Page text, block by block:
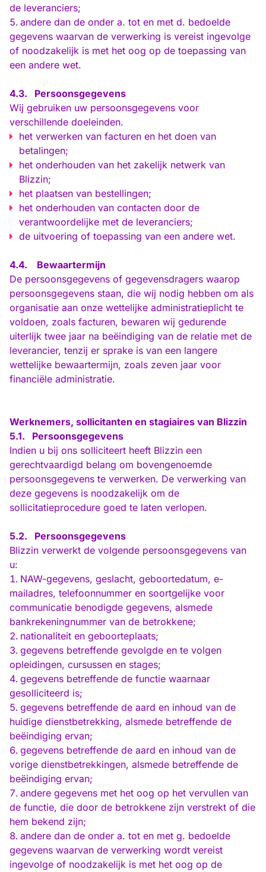
de leveranciers;
andere dan de onder a. tot en met d. bedoelde
gegevens waarvan de verwerking is vereist ingevolge
of noodzakelijk is met het oog op de toepassing van
een andere wet.
4.3.
Persoonsgegevens
Wij gebruiken uw persoonsgegevens voor
verschillende doeleinden.
het verwerken van facturen en het doen van
betalingen;
het onderhouden van het zakelijk netwerk van
Blizzin;
het plaatsen van bestellingen;
het onderhouden van contacten door de
verantwoordelijke met de leveranciers;
de uitvoering of toepassing van een andere wet.
4.4.
Bewaartermijn
De persoonsgegevens of gegevensdragers waarop
persoonsgegevens staan, die wij nodig hebben om als
organisatie aan onze wettelijke administratieplicht te
voldoen, zoals facturen, bewaren wij gedurende
uiterlijk twee jaar na beëindiging van de relatie met de
leverancier, tenzij er sprake is van een langere
wettelijke bewaartermijn, zoals zeven jaar voor
financiële administratie.
Werknemers, sollicitanten en stagiaires van Blizzin
5.1.
Persoonsgegevens
Indien u bij ons solliciteert heeft Blizzin een
gerechtvaardigd belang om bovengenoemde
persoonsgegevens te verwerken. De verwerking van
deze gegevens is noodzakelijk om de
sollicitatieprocedure goed te laten verlopen.
5.2.
Persoonsgegevens
Blizzin verwerkt de volgende persoonsgegevens van
u:
NAW-gegevens, geslacht, geboortedatum, e-
mailadres, telefoonnummer en soortgelijke voor
communicatie benodigde gegevens, alsmede
bankrekeningnummer van de betrokkene;
nationaliteit en geboorteplaats;
gegevens betreffende gevolgde en te volgen
opleidingen, cursussen en stages;
gegevens betreffende de functie waarnaar
gesolliciteerd is;
gegevens betreffende de aard en inhoud van de
huidige dienstbetrekking, alsmede betreffende de
beëindiging ervan;
gegevens betreffende de aard en inhoud van de
vorige dienstbetrekkingen, alsmede betreffende de
beëindiging ervan;
andere gegevens met het oog op het vervullen van
de functie, die door de betrokkene zijn verstrekt of die
hem bekend zijn;
andere dan de onder a. tot en met g. bedoelde
gegevens waarvan de verwerking wordt vereist
ingevolge of noodzakelijk is met het oog op de